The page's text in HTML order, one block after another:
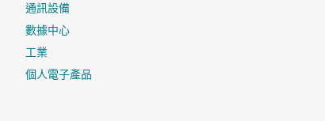
通訊設備
數據中心
工業
個人電子產品